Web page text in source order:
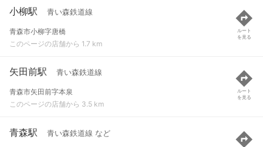
小柳駅 青い森鉄道線
青森市小柳字唐橋
このページの店舗から 1.7 km
ルート
を見る
矢田前駅 青い森鉄道線
青森市矢田前字本泉
このページの店舗から 3.5 km
ルート
を見る
青森駅 青い森鉄道線 など